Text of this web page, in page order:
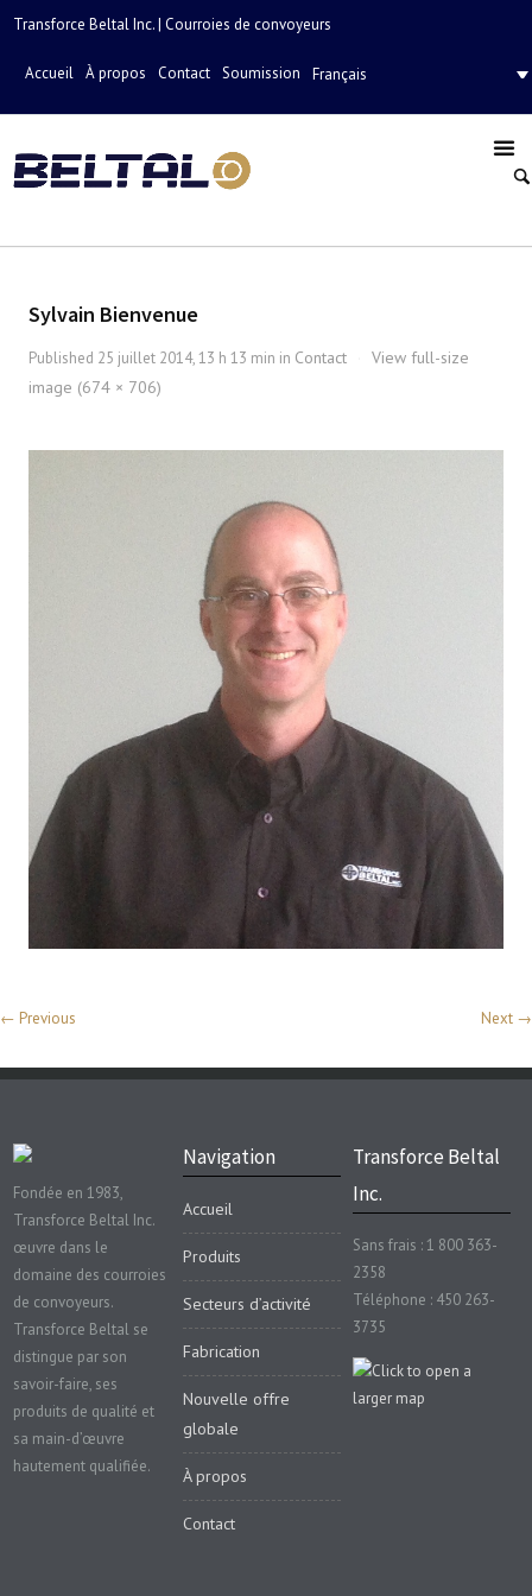
Transforce Beltal Inc. | Courroies de convoyeurs
Accueil À propos Contact Soumission Français
Sylvain Bienvenue
Published 25 juillet 2014, 13 h 13 min in Contact
View full-size
image (674 × 706)
← Previous Next →
Fondée en 1983,
Transforce Beltal Inc.
œuvre dans le
domaine des courroies
de convoyeurs.
Transforce Beltal se
distingue par son
savoir-faire, ses
produits de qualité et
sa main-d’œuvre
hautement qualifiée.
Navigation
Accueil
Produits
Secteurs d’activité
Fabrication
Nouvelle offre
globale
À propos
Contact
Transforce Beltal
Inc.
Sans frais : 1 800 363-
2358
Téléphone : 450 263-
3735